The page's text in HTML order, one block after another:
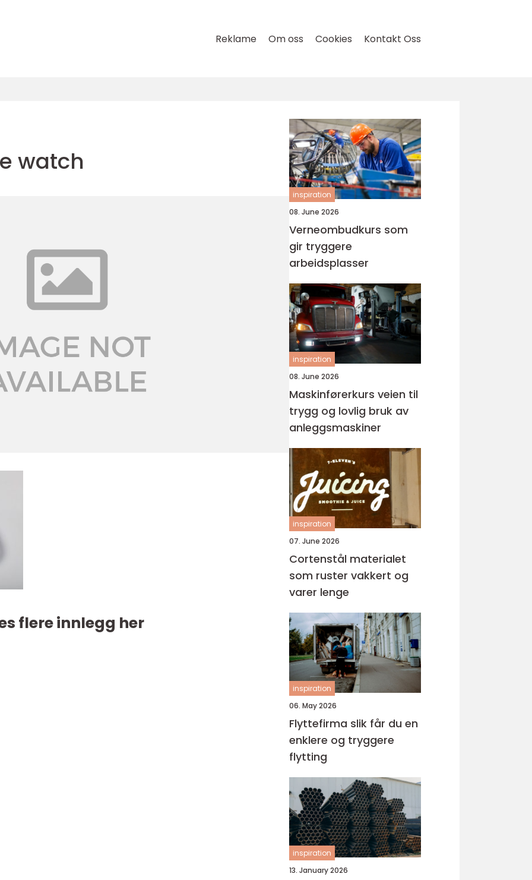
Reklame Om oss Cookies Kontakt Oss
watch
flere innlegg her
inspiration
08. June 2026
Verneombudkurs som
gir tryggere
arbeidsplasser
inspiration
08. June 2026
Maskinførerkurs veien til
trygg og lovlig bruk av
anleggsmaskiner
inspiration
07. June 2026
Cortenstål materialet
som ruster vakkert og
varer lenge
inspiration
06. May 2026
Flyttefirma slik får du en
enklere og tryggere
flytting
inspiration
13. January 2026